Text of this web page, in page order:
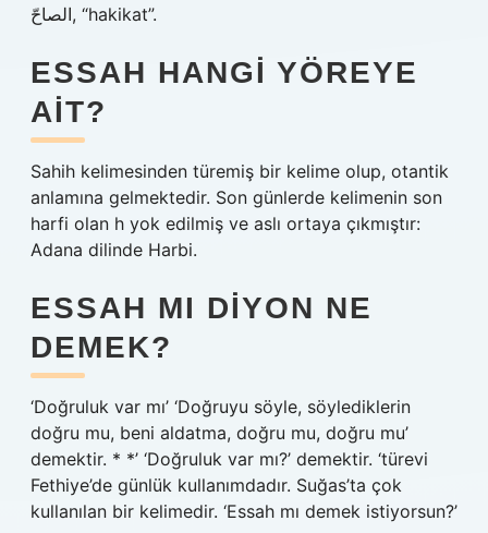
الصاحّ, “hakikat”.
ESSAH HANGI YÖREYE
AIT?
Sahih kelimesinden türemiş bir kelime olup, otantik
anlamına gelmektedir. Son günlerde kelimenin son
harfi olan h yok edilmiş ve aslı ortaya çıkmıştır:
Adana dilinde Harbi.
ESSAH MI DIYON NE
DEMEK?
‘Doğruluk var mı’ ‘Doğruyu söyle, söylediklerin
doğru mu, beni aldatma, doğru mu, doğru mu’
demektir. * *’ ‘Doğruluk var mı?’ demektir. ‘türevi
Fethiye’de günlük kullanımdadır. Suğas’ta çok
kullanılan bir kelimedir. ‘Essah mı demek istiyorsun?’